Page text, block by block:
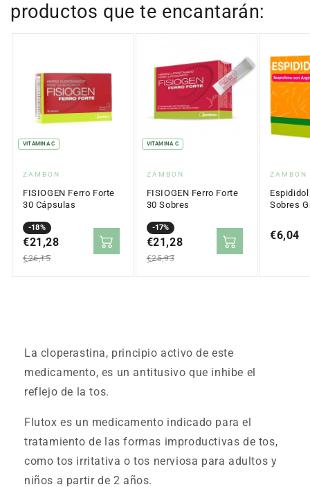
productos que te encantarán:
VITAMINA C
Proveedor:
ZAMBON
FISIOGEN Ferro Forte
30 Cápsulas
-18%
Precio
en
€21,28
Precio
regular
€26,15
VITAMINA C
Proveedor:
ZAMBON
FISIOGEN Ferro Forte
30 Sobres
-17%
Precio
en
€21,28
Precio
regular
€25,93
ZAMBON
Sobres
Precio
€6,04
La cloperastina, principio activo de este
medicamento, es un antitusivo que inhibe el
reflejo de la tos.
Flutox es un medicamento indicado para el
tratamiento de las formas improductivas de tos,
como tos irritativa o tos nerviosa para adultos y
niños a partir de 2 años.